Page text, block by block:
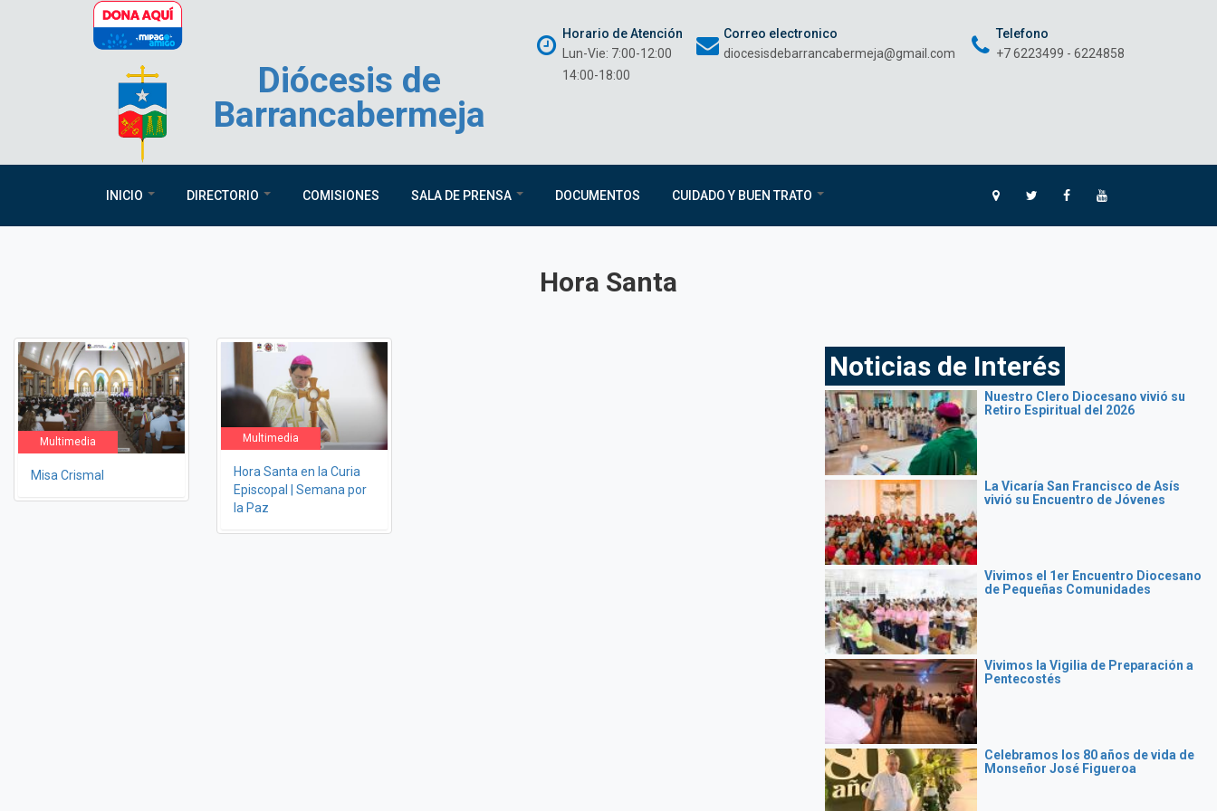
Pasar al contenido principal
Diócesis de
Barrancabermeja
Horario de Atención
Lun-Vie: 7:00-12:00
14:00-18:00
Correo electronico
diocesisdebarrancabermeja@gmail.com
Telefono
+7 6223499 - 6224858
INICIO DIRECTORIO COMISIONES SALA DE PRENSA DOCUMENTOS CUIDADO Y BUEN TRATO
Hora Santa
Multimedia
Misa Crismal
Multimedia
Hora Santa en la Curia
Episcopal | Semana por
la Paz
Noticias de Interés
Nuestro Clero Diocesano vivió su
Retiro Espiritual del 2026
La Vicaría San Francisco de Asís
vivió su Encuentro de Jóvenes
Vivimos el 1er Encuentro Diocesano
de Pequeñas Comunidades
Vivimos la Vigilia de Preparación a
Pentecostés
Celebramos los 80 años de vida de
Monseñor José Figueroa